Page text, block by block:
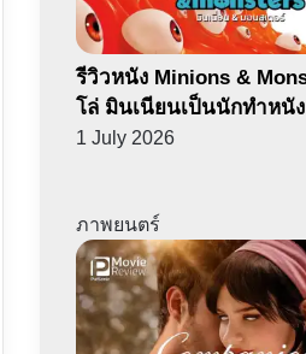
รีวิวหนัง Minions &
โล่ มินเนียนเป็นนักทำหนัง
1 July 2026
ภาพยนตร์